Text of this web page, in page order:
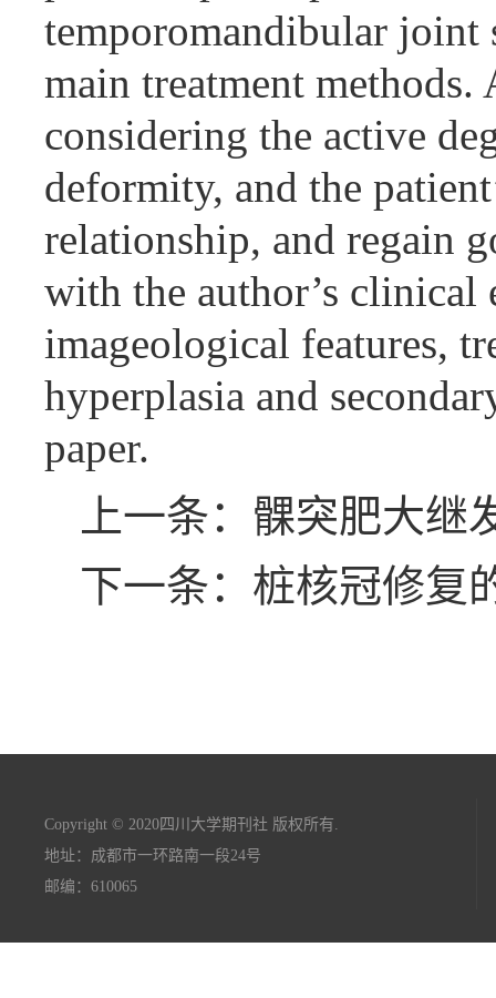
temporomandibular joint
main treatment methods.
considering the active
deformity, and the
relationship, and regain
with the author’s
imageological features,
hyperplasia and
paper.
上一条：髁突肥大
下一条：桩核冠修复
Copyright © 2020四川大学期刊社 版权所有.
地址：成都市一环路南一段24号
邮编：610065